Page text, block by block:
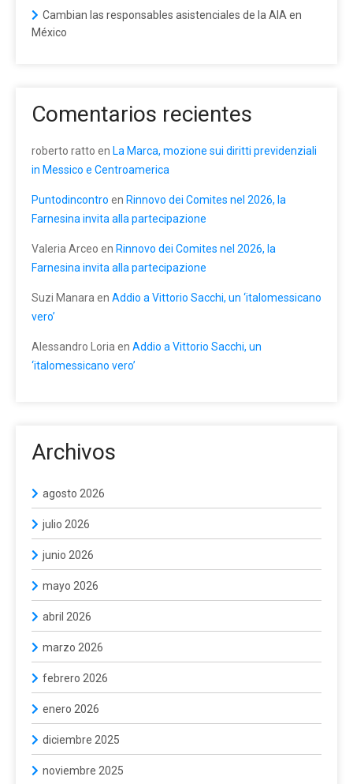
Cambian las responsables asistenciales de la AIA en
México
Comentarios recientes
roberto ratto en La Marca, mozione sui diritti previdenziali
in Messico e Centroamerica
Puntodincontro en Rinnovo dei Comites nel 2026, la
Farnesina invita alla partecipazione
Valeria Arceo en Rinnovo dei Comites nel 2026, la
Farnesina invita alla partecipazione
Suzi Manara en Addio a Vittorio Sacchi, un ‘italomessicano
vero’
Alessandro Loria en Addio a Vittorio Sacchi, un
‘italomessicano vero’
Archivos
agosto 2026
julio 2026
junio 2026
mayo 2026
abril 2026
marzo 2026
febrero 2026
enero 2026
diciembre 2025
noviembre 2025